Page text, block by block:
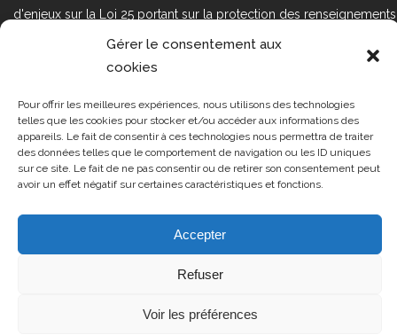
Gérer le consentement aux
cookies
Pour offrir les meilleures expériences, nous utilisons des technologies
telles que les cookies pour stocker et/ou accéder aux informations des
appareils. Le fait de consentir à ces technologies nous permettra de traiter
des données telles que le comportement de navigation ou les ID uniques
sur ce site. Le fait de ne pas consentir ou de retirer son consentement peut
avoir un effet négatif sur certaines caractéristiques et fonctions.
Accepter
Refuser
Voir les préférences
d'enjeux sur la Loi 25 portant sur la protection des renseignements
personnels dans le secteur privé, veuillez communiquer avec
nous à l'adresse courriel suivant : loi25@cprmv.org Pour en savoir
Tous droits réservés @2019 CPRMV
| Centre de prévention de la
radicalisation menant à la violence
(CPRMV)